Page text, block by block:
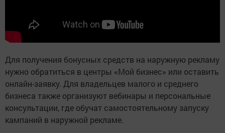
Для получения бонусных средств на наружную рекламу
нужно обратиться в центры «Мой бизнес» или оставить
онлайн-заявку. Для владельцев малого и среднего
бизнеса также организуют вебинары и персональные
консультации, где обучат самостоятельному запуску
кампаний в наружной рекламе.